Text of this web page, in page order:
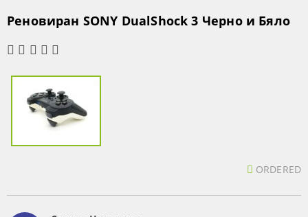
Реновиран SONY DualShock 3 Черно и Бяло
ORDERED